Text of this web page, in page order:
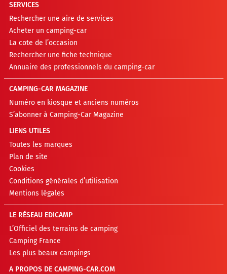
SERVICES
Rechercher une aire de services
Acheter un camping-car
La cote de l’occasion
Rechercher une fiche technique
Annuaire des professionnels du camping-car
CAMPING-CAR MAGAZINE
Numéro en kiosque et anciens numéros
S’abonner à Camping-Car Magazine
LIENS UTILES
Toutes les marques
Plan de site
Cookies
Conditions générales d’utilisation
Mentions légales
LE RÉSEAU EDICAMP
L’Officiel des terrains de camping
Camping France
Les plus beaux campings
A PROPOS DE CAMPING-CAR.COM